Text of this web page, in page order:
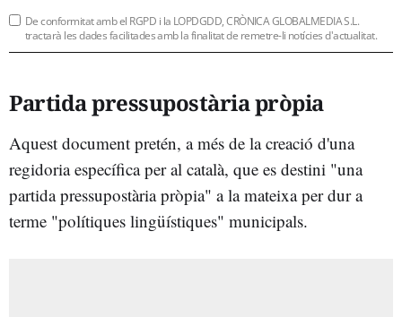
De conformitat amb el RGPD i la LOPDGDD, CRÒNICA GLOBALMEDIA S.L.
tractarà les dades facilitades amb la finalitat de remetre-li notícies d'actualitat.
Partida pressupostària pròpia
Aquest document pretén, a més de la creació d'una
regidoria específica per al català, que es destini "una
partida pressupostària pròpia" a la mateixa per dur a
terme "polítiques lingüístiques" municipals.